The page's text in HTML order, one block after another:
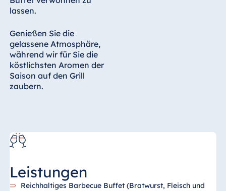
lassen.
Genießen Sie die
gelassene Atmosphäre,
während wir für Sie die
köstlichsten Aromen der
Saison auf den Grill
zaubern.
Leistungen
Reichhaltiges Barbecue Buffet (Bratwurst, Fleisch und